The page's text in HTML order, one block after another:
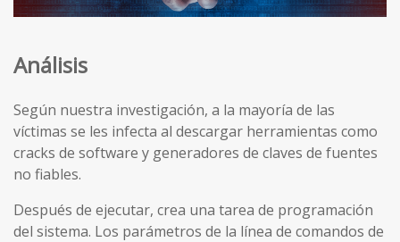
Análisis
Según nuestra investigación, a la mayoría de las
víctimas se les infecta al descargar herramientas como
cracks de software y generadores de claves de fuentes
no fiables.
Después de ejecutar, crea una tarea de programación
del sistema. Los parámetros de la línea de comandos de